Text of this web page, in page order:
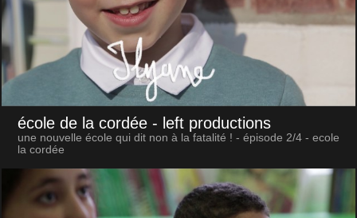
école de la cordée - left productions
une nouvelle école qui dit non à la fatalité ! - épisode 2/4 - ecole
la cordée